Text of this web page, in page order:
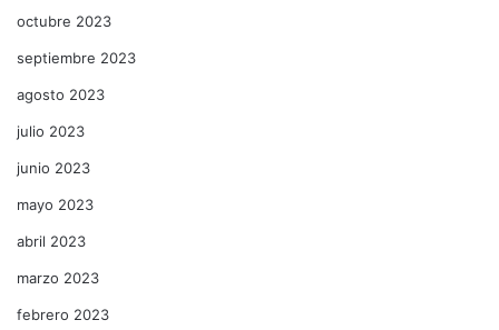
octubre 2023
septiembre 2023
agosto 2023
julio 2023
junio 2023
mayo 2023
abril 2023
marzo 2023
febrero 2023